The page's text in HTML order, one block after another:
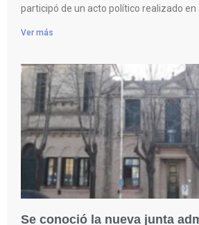
participó de un acto político realizado en
Ver más
Se conoció la nueva junta